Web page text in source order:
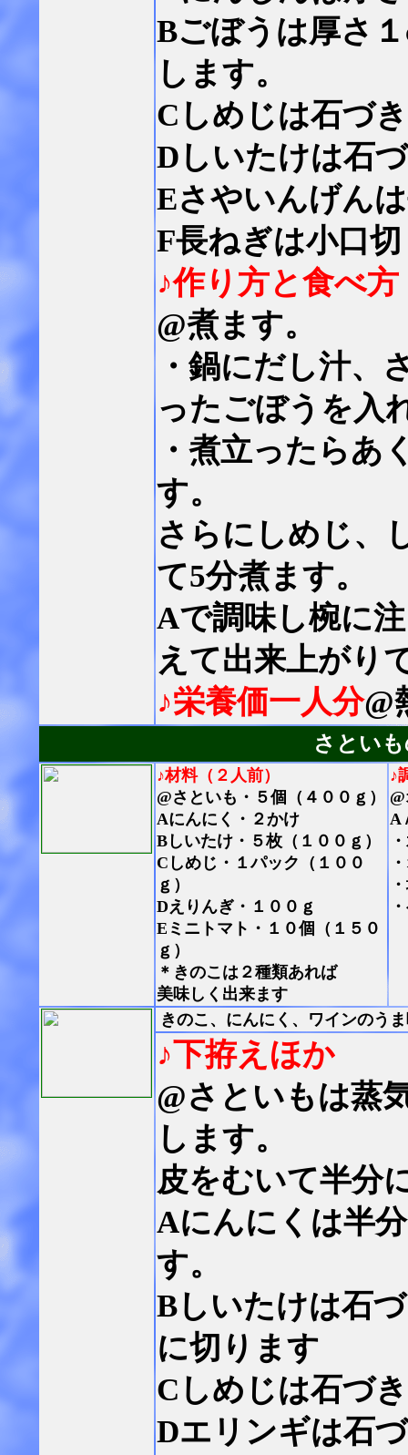
Bごぼうは厚さ
します。
Cしめじは石づ
Dしいたけは石
Eさやいんげん
F長ねぎは小口
♪作り方と食べ方
@煮ます。
・鍋にだし汁、
ったごぼうを入
・煮立ったらあ
す。
さらにしめじ、
て5分煮ます。
Aで調味し椀に
えて出来上がり
♪栄養価一人分@
さとい
♪材料（２人前）
@さといも・５個（４００ｇ）
Aにんにく・２かけ
Bしいたけ・５枚（１００ｇ）
Cしめじ・１パック（１００
ｇ）
Dえりんぎ・１００ｇ
Eミニトマト・１０個（１５０
ｇ）
＊きのこは２種類あれば
美味しく出来ます
♪
A
きのこ、にんにく、ワインのう
♪下拵えほか
@さといもは蒸
します。
皮をむいて半分
Aにんにくは半
す。
Bしいたけは石
に切ります
Cしめじは石づ
Dエリンギは石